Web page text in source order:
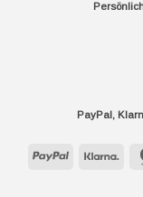
PayPal,
PayPal